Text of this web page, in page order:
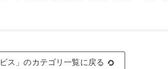
ス」のカテゴリ一覧に戻る